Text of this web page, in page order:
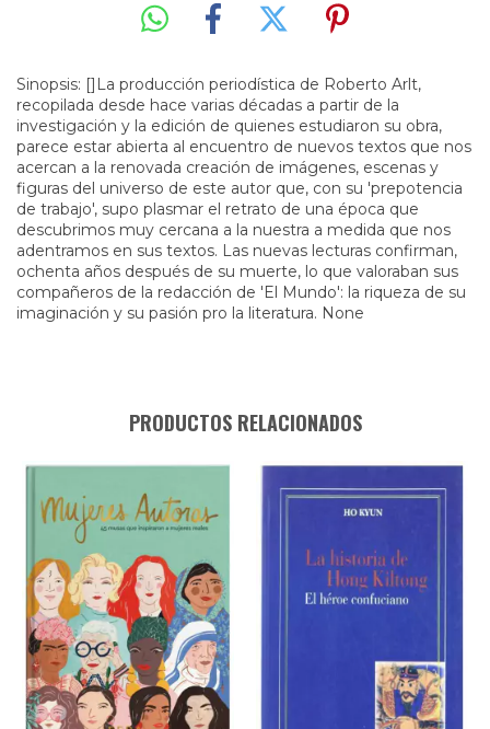
Sinopsis: []La producción periodística de Roberto Arlt,
recopilada desde hace varias décadas a partir de la
investigación y la edición de quienes estudiaron su obra,
parece estar abierta al encuentro de nuevos textos que nos
acercan a la renovada creación de imágenes, escenas y
figuras del universo de este autor que, con su 'prepotencia
de trabajo', supo plasmar el retrato de una época que
descubrimos muy cercana a la nuestra a medida que nos
adentramos en sus textos. Las nuevas lecturas confirman,
ochenta años después de su muerte, lo que valoraban sus
compañeros de la redacción de 'El Mundo': la riqueza de su
imaginación y su pasión pro la literatura. None
PRODUCTOS RELACIONADOS